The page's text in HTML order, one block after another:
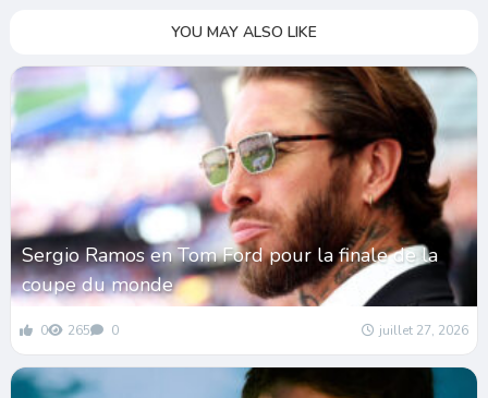
YOU MAY ALSO LIKE
Sergio Ramos en Tom Ford pour la finale de la
coupe du monde
0 265 0 juillet 27, 2026